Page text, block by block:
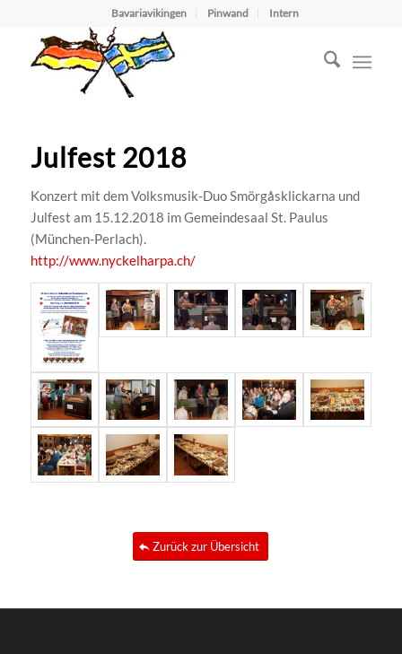
Bavariavikingen Pinwand Intern
Julfest 2018
Konzert mit dem Volksmusik-Duo Smörgåsklickarna und
Julfest am 15.12.2018 im Gemeindesaal St. Paulus
(München-Perlach).
http://www.nyckelharpa.ch/
Zurück zur Übersicht